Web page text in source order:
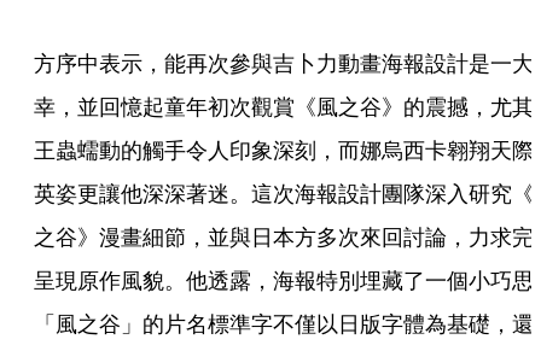
方序中表示，能再次參與吉卜力動畫海報設計是一大
幸，並回憶起童年初次觀賞《風之谷》的震撼，尤其
王蟲蠕動的觸手令人印象深刻，而娜烏西卡翱翔天際
英姿更讓他深深著迷。這次海報設計團隊深入研究《
之谷》漫畫細節，並與日本方多次來回討論，力求完
呈現原作風貌。他透露，海報特別埋藏了一個小巧思
「風之谷」的片名標準字不僅以日版字體為基礎，還